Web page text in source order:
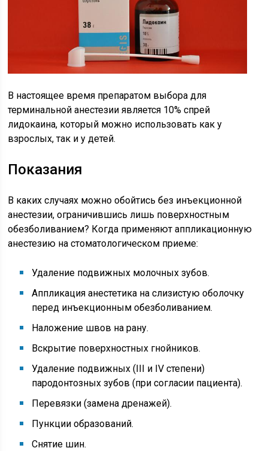
В настоящее время препаратом выбора для
терминальной анестезии является 10% спрей
лидокаина, который можно использовать как у
взрослых, так и у детей.
Показания
В каких случаях можно обойтись без инъекционной
анестезии, ограничившись лишь поверхностным
обезболиванием? Когда применяют аппликационную
анестезию на стоматологическом приеме:
Удаление подвижных молочных зубов.
Аппликация анестетика на слизистую оболочку
перед инъекционным обезболиванием.
Наложение швов на рану.
Вскрытие поверхностных гнойников.
Удаление подвижных (III и IV степени)
пародонтозных зубов (при согласии пациента).
Перевязки (замена дренажей).
Пункции образований.
Снятие шин.